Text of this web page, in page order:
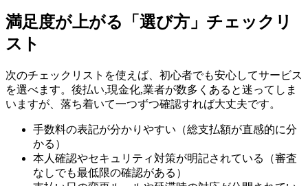
満足度が上がる「選び方」チェックリ
スト
次のチェックリストを使えば、初心者でも安心してサービス
を選べます。後払い,現金化,業者が数多くあると迷ってしま
いますが、落ち着いて一つずつ確認すれば大丈夫です。
手数料の表記が分かりやすい（総支払額が直感的に分
かる）
本人確認やセキュリティ対策が明記されている（審査
なしでも最低限の確認がある）